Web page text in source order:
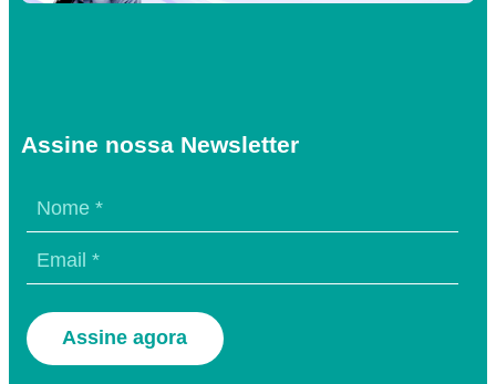
Assine nossa Newsletter
Assine agora